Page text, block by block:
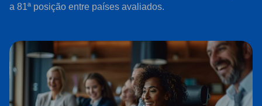
a 81ª posição entre países avaliados.